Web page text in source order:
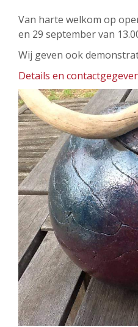
Van harte welkom op
en 29 september van
Wij geven ook
Details en